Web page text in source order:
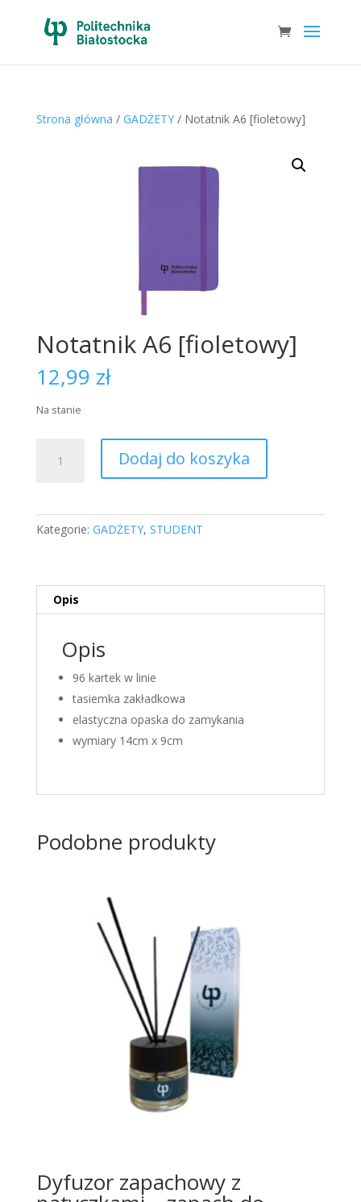
Strona główna / GADŻETY/ Notatnik A6 [fioletowy]
Notatnik A6 [fioletowy]
12,99 zł
Na stanie
Notatnik
Dodaj do koszyka
Kategorie: GADŻETY, STUDENT
Opis
Opis
96 kartek w linie
tasiemka zakładkowa
elastyczna opaska do zamykania
wymiary 14cm x 9cm
Podobne produkty
Dyfuzor zapachowy z